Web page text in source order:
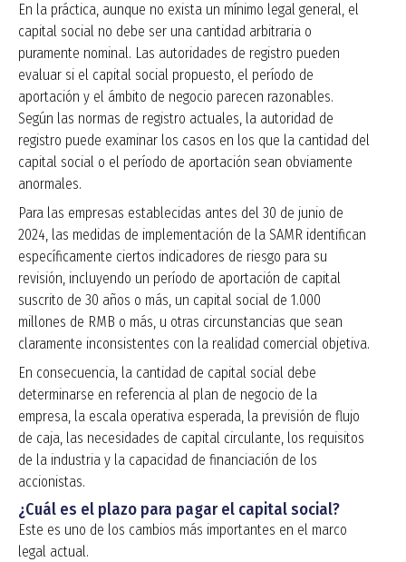
En la práctica, aunque no exista un mínimo legal general, el
capital social no debe ser una cantidad arbitraria o
puramente nominal. Las autoridades de registro pueden
evaluar si el capital social propuesto, el período de
aportación y el ámbito de negocio parecen razonables.
Según las normas de registro actuales, la autoridad de
registro puede examinar los casos en los que la cantidad del
capital social o el período de aportación sean obviamente
anormales.
Para las empresas establecidas antes del 30 de junio de
2024, las medidas de implementación de la SAMR identifican
específicamente ciertos indicadores de riesgo para su
revisión, incluyendo un período de aportación de capital
suscrito de 30 años o más, un capital social de 1.000
millones de RMB o más, u otras circunstancias que sean
claramente inconsistentes con la realidad comercial objetiva.
En consecuencia, la cantidad de capital social debe
determinarse en referencia al plan de negocio de la
empresa, la escala operativa esperada, la previsión de flujo
de caja, las necesidades de capital circulante, los requisitos
de la industria y la capacidad de financiación de los
accionistas.
¿Cuál es el plazo para pagar el capital social?
Este es uno de los cambios más importantes en el marco
legal actual.